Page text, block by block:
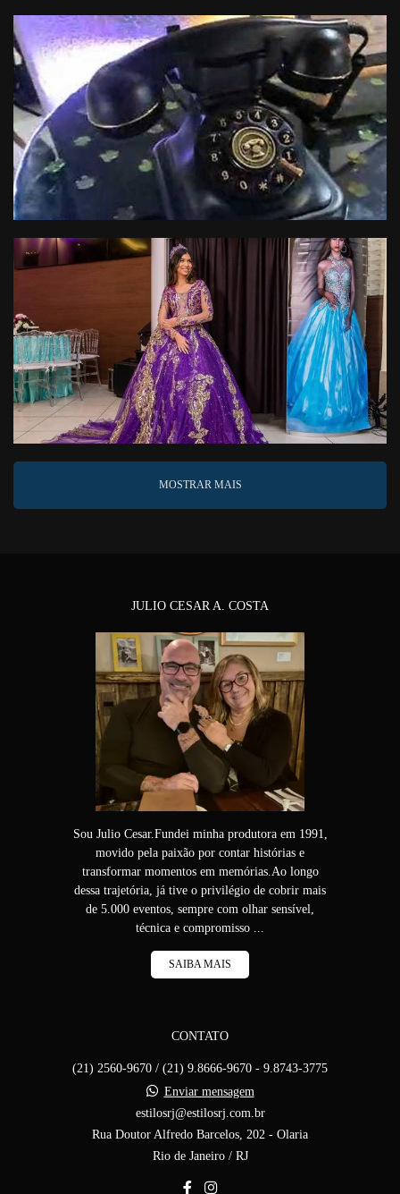
MOSTRAR MAIS
JULIO CESAR A. COSTA
Sou Julio Cesar.Fundei minha produtora em 1991,
movido pela paixão por contar histórias e
transformar momentos em memórias.Ao longo
dessa trajetória, já tive o privilégio de cobrir mais
de 5.000 eventos, sempre com olhar sensível,
técnica e compromisso ...
SAIBA MAIS
CONTATO
(21) 2560-9670 / (21) 9.8666-9670 - 9.8743-3775
Enviar mensagem
estilosrj@estilosrj.com.br
Rua Doutor Alfredo Barcelos, 202 - Olaria
Rio de Janeiro / RJ